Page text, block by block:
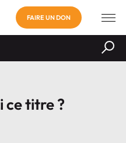
FAIRE UN DON
ce titre ?